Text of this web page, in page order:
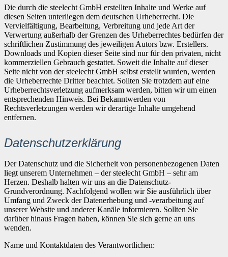
Die durch die steelecht GmbH erstellten Inhalte und Werke auf
diesen Seiten unterliegen dem deutschen Urheberrecht. Die
Vervielfältigung, Bearbeitung, Verbreitung und jede Art der
Verwertung außerhalb der Grenzen des Urheberrechtes bedürfen der
schriftlichen Zustimmung des jeweiligen Autors bzw. Erstellers.
Downloads und Kopien dieser Seite sind nur für den privaten, nicht
kommerziellen Gebrauch gestattet. Soweit die Inhalte auf dieser
Seite nicht von der steelecht GmbH selbst erstellt wurden, werden
die Urheberrechte Dritter beachtet. Sollten Sie trotzdem auf eine
Urheberrechtsverletzung aufmerksam werden, bitten wir um einen
entsprechenden Hinweis. Bei Bekanntwerden von
Rechtsverletzungen werden wir derartige Inhalte umgehend
entfernen.
Datenschutzerklärung
Der Datenschutz und die Sicherheit von personenbezogenen Daten
liegt unserem Unternehmen – der steelecht GmbH – sehr am
Herzen. Deshalb halten wir uns an die Datenschutz-
Grundverordnung. Nachfolgend wollen wir Sie ausführlich über
Umfang und Zweck der Datenerhebung und -verarbeitung auf
unserer Website und anderer Kanäle informieren. Sollten Sie
darüber hinaus Fragen haben, können Sie sich gerne an uns
wenden.
Name und Kontaktdaten des Verantwortlichen: